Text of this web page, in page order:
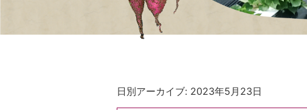
日別アーカイブ: 2023年5月23日